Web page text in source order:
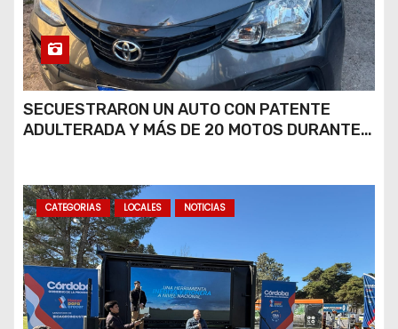
SECUESTRARON UN AUTO CON PATENTE
ADULTERADA Y MÁS DE 20 MOTOS DURANTE
CATEGORIAS LOCALES NOTICIAS